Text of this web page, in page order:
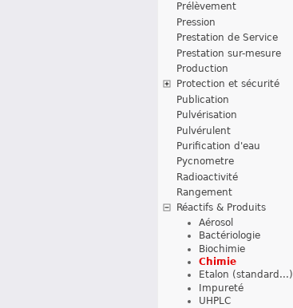
Prélèvement
Pression
Prestation de Service
Prestation sur-mesure
Production
Protection et sécurité
Publication
Pulvérisation
Pulvérulent
Purification d'eau
Pycnometre
Radioactivité
Rangement
Réactifs & Produits
Aérosol
Bactériologie
Biochimie
Chimie
Etalon (standard...)
Impureté
UHPLC